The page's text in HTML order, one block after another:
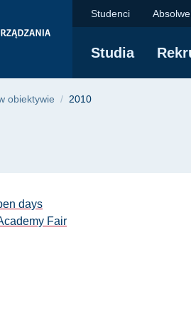
Studenci
Studia
obiektywie 2010
days
Fair